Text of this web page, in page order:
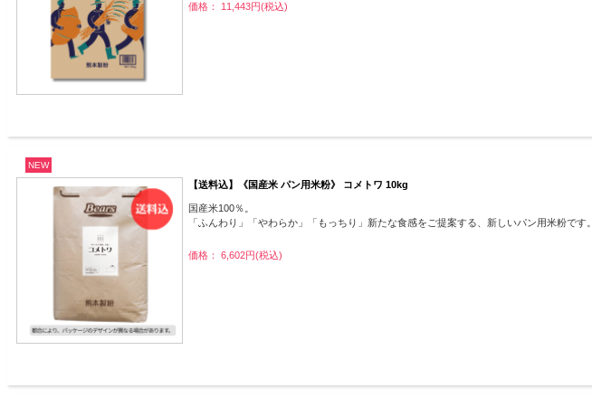
価格： 11,443円(税込)
NEW
【送料込】《国産米 パン用米粉》 コメトワ 10kg
国産米100％。
「ふんわり」「やわらか」「もっちり」新たな食感をご提案する、新しいパン用米粉です。
価格： 6,602円(税込)